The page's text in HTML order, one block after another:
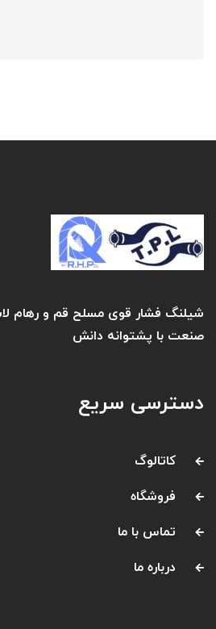
شیلنگ فشار قوی مسلح قم و رهام
صنعت با پشتوانه دانش
دسترسی سریع
کاتالوگ
فروشگاه
تماس با ما
درباره ما